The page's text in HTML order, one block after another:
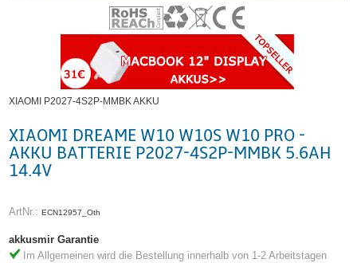
XIAOMI P2027-4S2P-MMBK AKKU
XIAOMI DREAME W10 W10S W10 PRO -
AKKU BATTERIE P2027-4S2P-MMBK 5.6AH
14.4V
ArtNr.:ECN12957_Oth
akkusmir Garantie
Im Allgemeinen wird die Bestellung innerhalb von 1-2 Arbeitstagen